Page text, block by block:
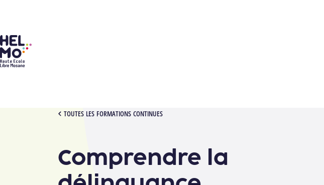
HELMo
TOUTES LES FORMATIONS CONTINUES
[1012501][2702] COMPRENDRE LA DÉLINQUANCE
Comprendre la